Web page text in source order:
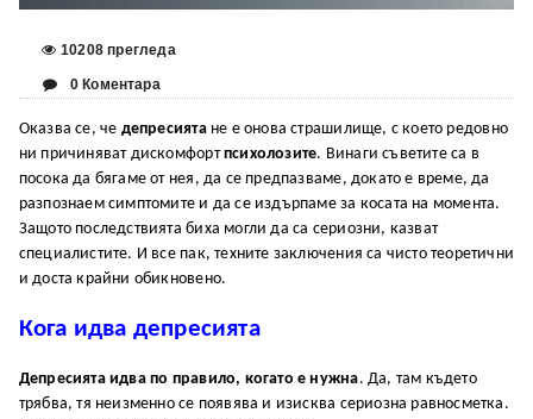
10208 прегледа
0 Коментара
Оказва се, че депресиятане е онова страшилище, с което редовно
ни причиняват дискомфортпсихолозите. Винаги съветите са в
посока да бягаме от нея, да се предпазваме, докато е време, да
разпознаем симптомите и да се издърпаме за косата на момента.
Защото последствията биха могли да са сериозни, казват
специалистите. И все пак, техните заключения са чисто теоретични
и доста крайни обикновено.
Кога идва депресията
Депресията идва по правило, когато е нужна. Да, там където
трябва, тя неизменно се появява и изисква сериозна равносметка.